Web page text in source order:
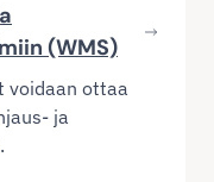
(WMS)
voidaan ottaa
ja